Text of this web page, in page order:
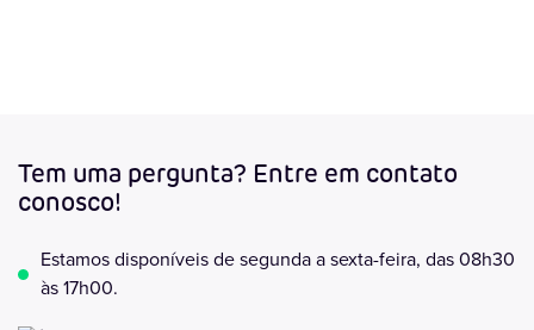
Tem uma pergunta? Entre em contato
conosco!
Estamos disponíveis de segunda a sexta-feira, das 08h30
às 17h00.